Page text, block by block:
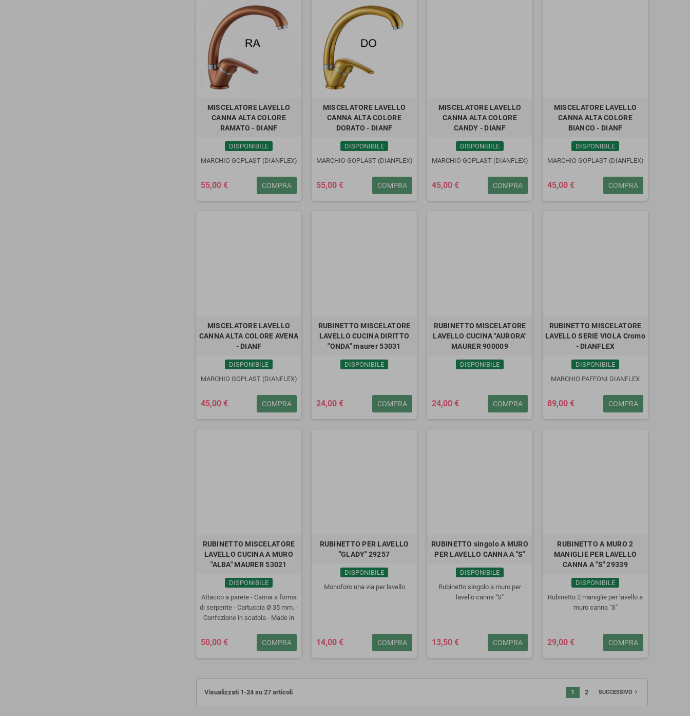
MISCELATORE LAVELLO
CANNA ALTA COLORE
RAMATO - DIANF
DISPONIBILE
MARCHIO GOPLAST (DIANFLEX)
55,00 € COMPRA
MISCELATORE LAVELLO
CANNA ALTA COLORE
DORATO - DIANF
DISPONIBILE
MARCHIO GOPLAST (DIANFLEX)
55,00 € COMPRA
MISCELATORE LAVELLO
CANNA ALTA COLORE
CANDY - DIANF
DISPONIBILE
MARCHIO GOPLAST (DIANFLEX)
45,00 € COMPRA
MISCELATORE LAVELLO
CANNA ALTA COLORE
BIANCO - DIANF
DISPONIBILE
MARCHIO GOPLAST (DIANFLEX)
45,00 € COMPRA
MISCELATORE LAVELLO
CANNA ALTA COLORE AVENA
- DIANF
DISPONIBILE
MARCHIO GOPLAST (DIANFLEX)
45,00 € COMPRA
RUBINETTO MISCELATORE
LAVELLO CUCINA DIRITTO
"ONDA" maurer 53031
DISPONIBILE
24,00 € COMPRA
RUBINETTO MISCELATORE
LAVELLO CUCINA "AURORA"
MAURER 900009
DISPONIBILE
24,00 € COMPRA
RUBINETTO MISCELATORE
LAVELLO SERIE VIOLA Cromo
- DIANFLEX
DISPONIBILE
MARCHIO PAFFONI DIANFLEX
89,00 € COMPRA
RUBINETTO MISCELATORE
LAVELLO CUCINA A MURO
"ALBA" MAURER 53021
DISPONIBILE
Attacco a parete - Canna a forma
di serpente - Cartuccia Ø 35 mm. -
Confezione in scatola - Made in
50,00 € COMPRA
RUBINETTO PER LAVELLO
"GLADY" 29257
DISPONIBILE
Monoforo una via per lavello
14,00 € COMPRA
RUBINETTO singolo A MURO
PER LAVELLO CANNA A "S"
DISPONIBILE
Rubinetto singolo a muro per
lavello canna "S"
13,50 € COMPRA
RUBINETTO A MURO 2
MANIGLIE PER LAVELLO
CANNA A "S" 29339
DISPONIBILE
Rubinetto 2 maniglie per lavello a
muro canna "S"
29,00 € COMPRA
Visualizzati 1-24 su 27 articoli 1 2 SUCCESSIVO navigate_next